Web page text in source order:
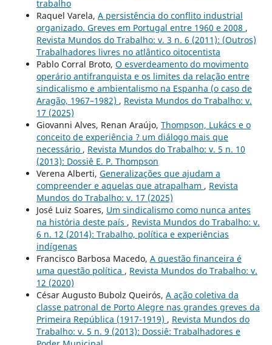
trabalho
Raquel Varela, A persistência do conflito industrial
organizado. Greves em Portugal entre 1960 e 2008 ,
Revista Mundos do Trabalho: v. 3 n. 6 (2011): (Outros)
Trabalhadores livres no atlântico oitocentista
Pablo Corral Broto, O esverdeamento do movimento
operário antifranquista e os limites da relação entre
sindicalismo e ambientalismo na Espanha (o caso de
Aragão, 1967–1982) , Revista Mundos do Trabalho: v.
17 (2025)
Giovanni Alves, Renan Araújo, Thompson, Lukács e o
conceito de experiência ? um diálogo mais que
necessário , Revista Mundos do Trabalho: v. 5 n. 10
(2013): Dossiê E. P. Thompson
Verena Alberti, Generalizações que ajudam a
compreender e aquelas que atrapalham , Revista
Mundos do Trabalho: v. 17 (2025)
José Luiz Soares, Um sindicalismo como nunca antes
na história deste país , Revista Mundos do Trabalho: v.
6 n. 12 (2014): Trabalho, política e experiências
indígenas
Francisco Barbosa Macedo, A questão financeira é
uma questão política , Revista Mundos do Trabalho: v.
12 (2020)
César Augusto Bubolz Queirós, A ação coletiva da
classe patronal de Porto Alegre nas grandes greves da
Primeira República (1917-1919) , Revista Mundos do
Trabalho: v. 5 n. 9 (2013): Dossiê: Trabalhadores e